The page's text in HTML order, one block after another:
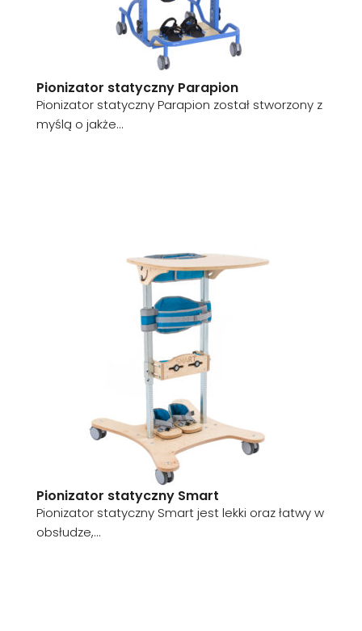
Pionizator statyczny Parapion
Pionizator statyczny Parapion został stworzony z
myślą o jakże...
Pionizator statyczny Smart
Pionizator statyczny Smart jest lekki oraz łatwy w
obsłudze,...